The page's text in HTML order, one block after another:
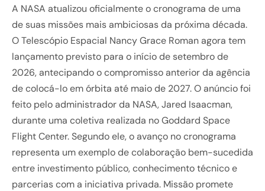
A NASA atualizou oficialmente o cronograma de uma
de suas missões mais ambiciosas da próxima década.
O Telescópio Espacial Nancy Grace Roman agora tem
lançamento previsto para o início de setembro de
2026, antecipando o compromisso anterior da agência
de colocá-lo em órbita até maio de 2027. O anúncio foi
feito pelo administrador da NASA, Jared Isaacman,
durante uma coletiva realizada no Goddard Space
Flight Center. Segundo ele, o avanço no cronograma
representa um exemplo de colaboração bem-sucedida
entre investimento público, conhecimento técnico e
parcerias com a iniciativa privada. Missão promete